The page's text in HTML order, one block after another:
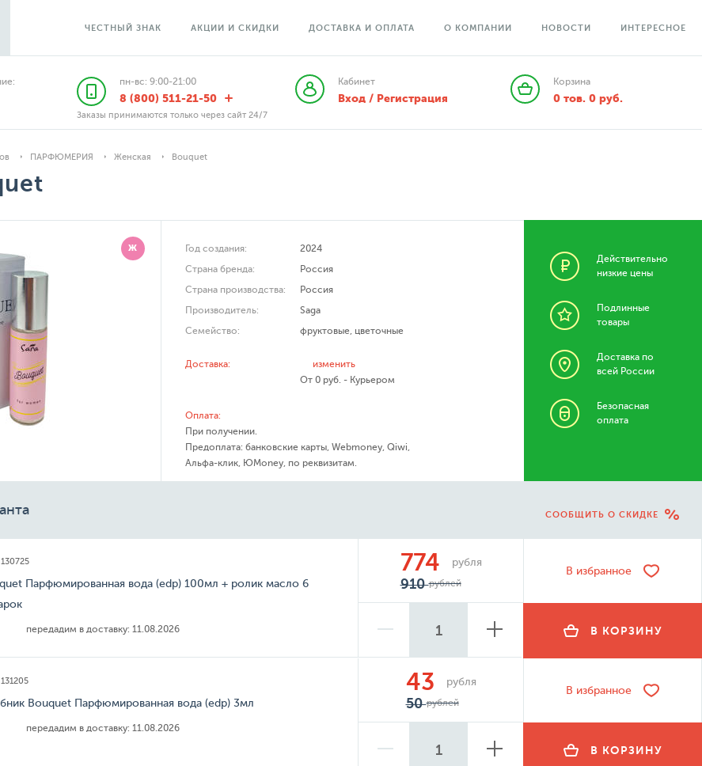
ЧЕСТНЫЙ ЗНАК АКЦИИ И СКИДКИ ДОСТАВКА И ОПЛАТА О КОМПАНИИ НОВОСТИ ИНТЕРЕСНОЕ
пн-вс: 9:00-21:00
8 (800) 511-21-50
Заказы принимаются только через сайт 24/7
Кабинет
Вход / Регистрация
Корзина
0 тов. 0руб.
ПАРФЮМЕРИЯ Женская Bouquet
Ж Год создания:
2024
Страна бренда:
Россия
Страна производства:
Россия
Производитель:
Saga
Семейство:
фруктовые, цветочные
Доставка:
изменить
От 0 руб. - Курьером
Оплата:
При получении.
Предоплата: банковские карты, Webmoney, Qiwi,
Альфа-клик, ЮMoney, по реквизитам.
Действительно
низкие цены
Подлинные
товары
Доставка по
всей России
Безопасная
оплата
СООБЩИТЬ О СКИДКЕ
130725
Парфюмированная вода (edp) 100мл + ролик масло 6
передадим в доставку: 11.08.2026
774 рубля
910рублей
В избранное
В КОРЗИНУ
131205
Bouquet Парфюмированная вода (edp) 3мл
передадим в доставку: 11.08.2026
43 рубля
50рублей
В избранное
В КОРЗИНУ